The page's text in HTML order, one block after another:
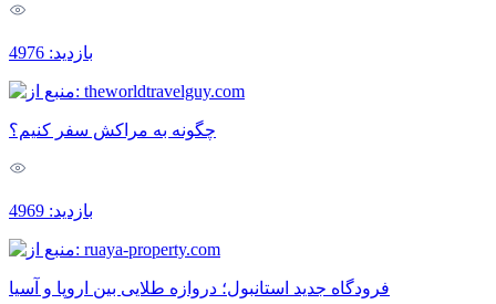
بازدید: 4976
چگونه به مراکش سفر کنیم؟
بازدید: 4969
فرودگاه جدید استانبول؛ دروازه طلایی بین اروپا و آسیا